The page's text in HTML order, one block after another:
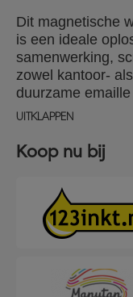
Dit magnetische
is een ideale
samenwerking,
zowel kantoor-
duurzame
uitwisbaarheid en
perfect is voor
whiteboard is
oppervlak
onder het bord
hinderen. Het
soepel
UITKLAPPEN
Koop nu bij